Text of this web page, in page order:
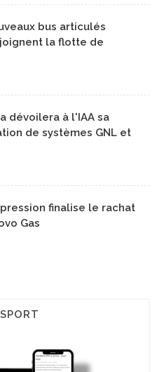
bus articulés
la flotte de
dévoilera à l'IAA sa
de systèmes GNL et
finalise le rachat
Gas